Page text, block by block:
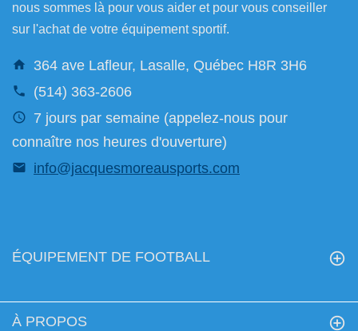
nous sommes là pour vous aider et pour vous conseiller
sur l'achat de votre équipement sportif.
364 ave Lafleur, Lasalle, Québec H8R 3H6
(514) 363-2606
7 jours par semaine (appelez-nous pour
connaître nos heures d'ouverture)
info@jacquesmoreausports.com
ÉQUIPEMENT DE FOOTBALL
À PROPOS